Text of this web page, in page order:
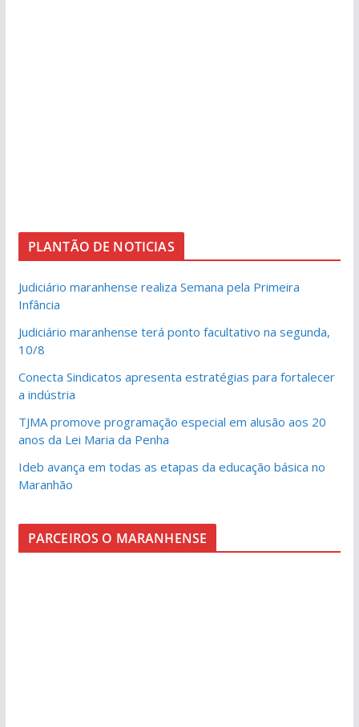
PLANTÃO DE NOTICIAS
Judiciário maranhense realiza Semana pela Primeira
Infância
Judiciário maranhense terá ponto facultativo na segunda,
10/8
Conecta Sindicatos apresenta estratégias para fortalecer
a indústria
TJMA promove programação especial em alusão aos 20
anos da Lei Maria da Penha
Ideb avança em todas as etapas da educação básica no
Maranhão
PARCEIROS O MARANHENSE